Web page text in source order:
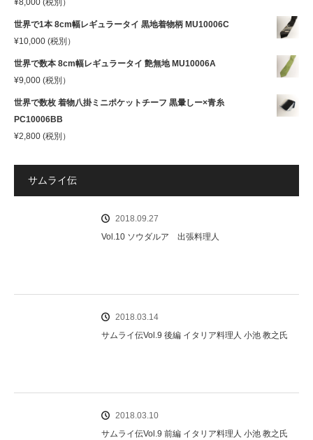
¥8,000 (税別）
世界で1本 8cm幅レギュラータイ 黒地着物柄 MU10006C
¥10,000 (税別）
世界で数本 8cm幅レギュラータイ 艶無地 MU10006A
¥9,000 (税別）
世界で数枚 着物八掛ミニポケットチーフ 黒暈しー×青糸
PC10006BB
¥2,800 (税別）
サムライ伝
2018.09.27
Vol.10 ソウダルア 出張料理人
2018.03.14
サムライ伝Vol.9 後編 イタリア料理人 小池 教之氏
2018.03.10
サムライ伝Vol.9 前編 イタリア料理人 小池 教之氏